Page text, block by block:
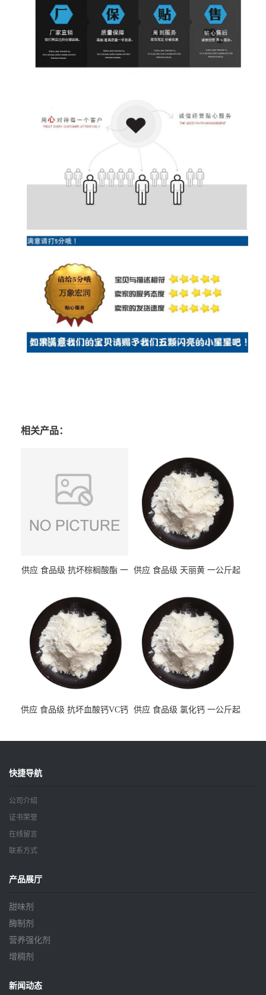
相关产品：
供应 食品级 抗坏棕榈酸酯 一
供应 食品级 天丽黄 一公斤起
供应 食品级 抗坏血酸钙VC钙 供应 食品级 氯化钙 一公斤起
快捷导航
公司介绍
证书荣誉
在线留言
联系方式
产品展厅
甜味剂
酶制剂
营养强化剂
增稠剂
新闻动态